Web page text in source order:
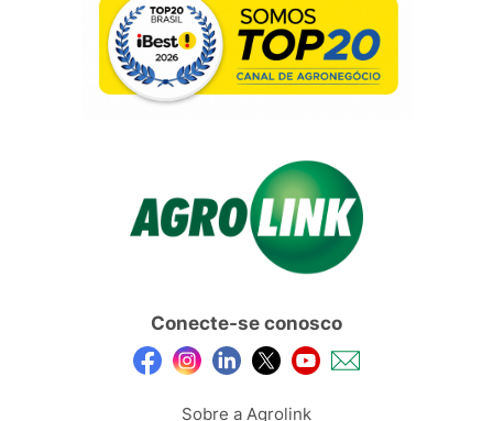
Conecte-se conosco
Sobre a Agrolink